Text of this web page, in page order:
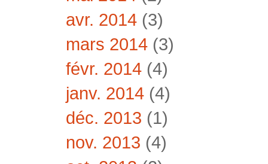
avr. 2014 (3)
mars 2014 (3)
févr. 2014 (4)
janv. 2014 (4)
déc. 2013 (1)
nov. 2013 (4)